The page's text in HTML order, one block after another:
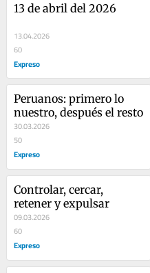
13 de abril del 2026
13.04.2026
60
Expreso
Peruanos: primero lo
nuestro, después el resto
30.03.2026
50
Expreso
Controlar, cercar,
retener y expulsar
09.03.2026
60
Expreso